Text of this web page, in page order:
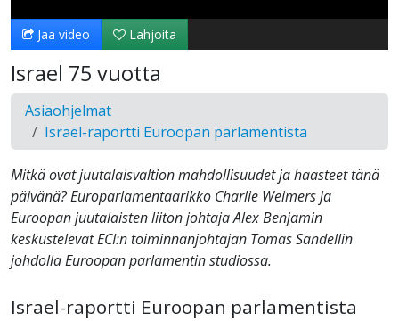
Jaa video Lahjoita
Israel 75 vuotta
Asiaohjelmat
Israel-raportti Euroopan parlamentista
Mitkä ovat juutalaisvaltion mahdollisuudet ja haasteet tänä
päivänä? Europarlamentaarikko Charlie Weimers ja
Euroopan juutalaisten liiton johtaja Alex Benjamin
keskustelevat ECI:n toiminnanjohtajan Tomas Sandellin
johdolla Euroopan parlamentin studiossa.
Israel-raportti Euroopan parlamentista